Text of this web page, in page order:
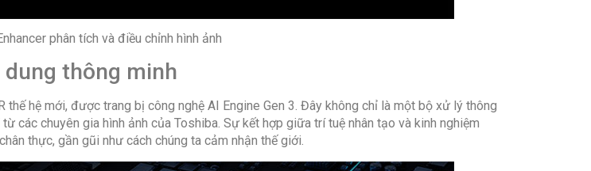
Khối lượng có chân đế:
Khối lượng không chân đế:
phân tích và điều chỉnh hình ảnh
dung thông minh
hệ mới, được trang bị công nghệ AI Engine Gen 3. Đây không chỉ là một bộ xử lý thông
các chuyên gia hình ảnh của Toshiba. Sự kết hợp giữa trí tuệ nhân tạo và kinh nghiệm
thực, gần gũi như cách chúng ta cảm nhận thế giới.